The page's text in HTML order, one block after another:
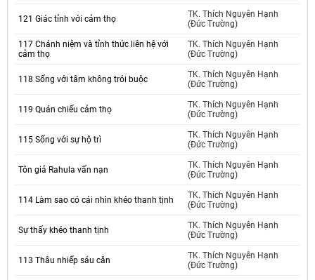
121 Giác tỉnh với cảm thọ
TK. Thích Nguyên Hạnh
(Đức Trường)
117 Chánh niệm và tỉnh thức liên hệ với
cảm thọ
TK. Thích Nguyên Hạnh
(Đức Trường)
118 Sống với tâm không trói buộc
TK. Thích Nguyên Hạnh
(Đức Trường)
119 Quán chiếu cảm thọ
TK. Thích Nguyên Hạnh
(Đức Trường)
115 Sống với sự hộ trì
TK. Thích Nguyên Hạnh
(Đức Trường)
Tôn giả Rahula vấn nạn
TK. Thích Nguyên Hạnh
(Đức Trường)
114 Làm sao có cái nhìn khéo thanh tịnh
TK. Thích Nguyên Hạnh
(Đức Trường)
Sự thấy khéo thanh tịnh
TK. Thích Nguyên Hạnh
(Đức Trường)
113 Thâu nhiếp sáu căn
TK. Thích Nguyên Hạnh
(Đức Trường)